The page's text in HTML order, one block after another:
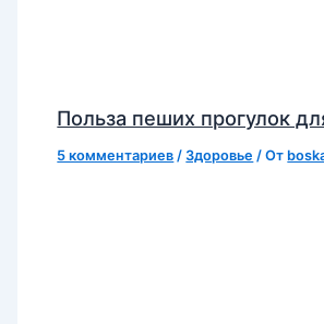
Польза пеших прогулок
5 комментариев /Здоровье / От